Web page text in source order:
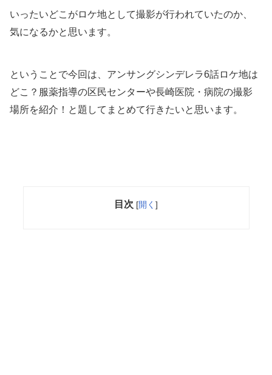
いったいどこがロケ地として撮影が行われていたのか、
気になるかと思います。
ということで今回は、アンサングシンデレラ6話ロケ地は
どこ？服薬指導の区民センターや長崎医院・病院の撮影
場所を紹介！と題してまとめて行きたいと思います。
目次 [開く ]